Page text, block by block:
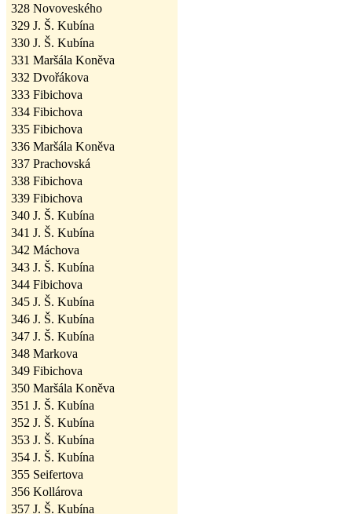
328 Novoveského
329 J. Š. Kubína
330 J. Š. Kubína
331 Maršála Koněva
332 Dvořákova
333 Fibichova
334 Fibichova
335 Fibichova
336 Maršála Koněva
337 Prachovská
338 Fibichova
339 Fibichova
340 J. Š. Kubína
341 J. Š. Kubína
342 Máchova
343 J. Š. Kubína
344 Fibichova
345 J. Š. Kubína
346 J. Š. Kubína
347 J. Š. Kubína
348 Markova
349 Fibichova
350 Maršála Koněva
351 J. Š. Kubína
352 J. Š. Kubína
353 J. Š. Kubína
354 J. Š. Kubína
355 Seifertova
356 Kollárova
357 J. Š. Kubína